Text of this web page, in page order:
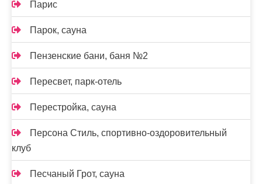
Парис
Парок, сауна
Пензенские бани, баня №2
Пересвет, парк-отель
Перестройка, сауна
Персона Стиль, спортивно-оздоровительный
клуб
Песчаный Грот, сауна